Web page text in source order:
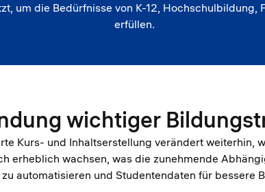
um die Bedürfnisse von K-12,
erfüllen.
wichtiger
Kurs- und Inhaltserstellung verändert weiterhin,
erheblich wachsen, was die zunehmende
automatisieren und Studentendaten für bessere